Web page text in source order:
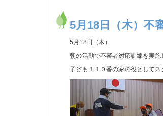
5月18日（木）不
5月18日（木）
朝の活動で不審者対応訓練を実施
子ども１１０番の家の役としてス